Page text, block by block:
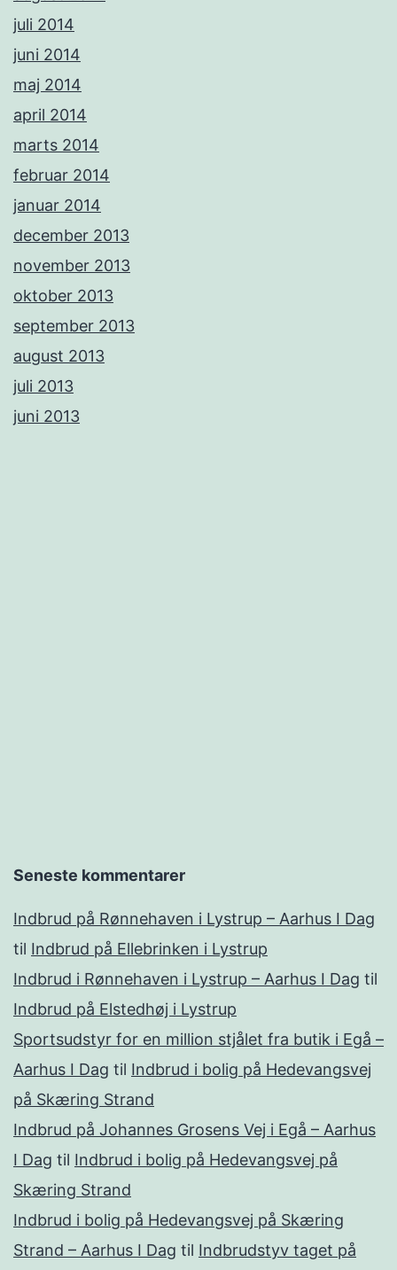
juli 2014
juni 2014
maj 2014
april 2014
marts 2014
februar 2014
januar 2014
december 2013
november 2013
oktober 2013
september 2013
august 2013
juli 2013
juni 2013
Seneste kommentarer
Indbrud på Rønnehaven i Lystrup – Aarhus I Dag
til Indbrud på Ellebrinken i Lystrup
Indbrud i Rønnehaven i Lystrup – Aarhus I Dag til
Indbrud på Elstedhøj i Lystrup
Sportsudstyr for en million stjålet fra butik i Egå –
Aarhus I Dag til Indbrud i bolig på Hedevangsvej
på Skæring Strand
Indbrud på Johannes Grosens Vej i Egå – Aarhus
I Dag til Indbrud i bolig på Hedevangsvej på
Skæring Strand
Indbrud i bolig på Hedevangsvej på Skæring
Strand – Aarhus I Dag til Indbrudstyv taget på